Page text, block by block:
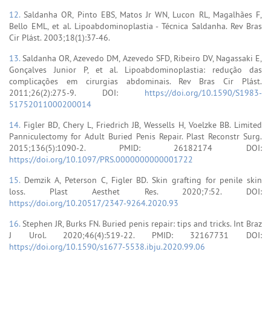
12.Saldanha OR, Pinto EBS, Matos Jr WN, Lucon RL, Magalhães F,
Bello EML, et al. Lipoabdominoplastia - Técnica Saldanha. Rev Bras
Cir Plást. 2003;18(1):37-46.
13.Saldanha OR, Azevedo DM, Azevedo SFD, Ribeiro DV, Nagassaki E,
Gonçalves Junior P, et al. Lipoabdominoplastia: redução das
complicações em cirurgias abdominais. Rev Bras Cir Plást.
2011;26(2):275-9. DOI: https://doi.org/10.1590/S1983-
51752011000200014
14. Figler BD, Chery L, Friedrich JB, Wessells H, Voelzke BB. Limited
Panniculectomy for Adult Buried Penis Repair. Plast Reconstr Surg.
2015;136(5):1090-2. PMID: 26182174 DOI:
https://doi.org/10.1097/PRS.0000000000001722
15. Demzik A, Peterson C, Figler BD. Skin grafting for penile skin
loss. Plast Aesthet Res. 2020;7:52. DOI:
https://doi.org/10.20517/2347-9264.2020.93
16.Stephen JR, Burks FN. Buried penis repair: tips and tricks. Int Braz
J Urol. 2020;46(4):519-22. PMID: 32167731 DOI:
https://doi.org/10.1590/s1677-5538.ibju.2020.99.06